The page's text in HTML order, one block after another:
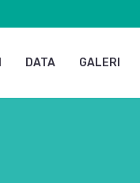
DATA GALERI